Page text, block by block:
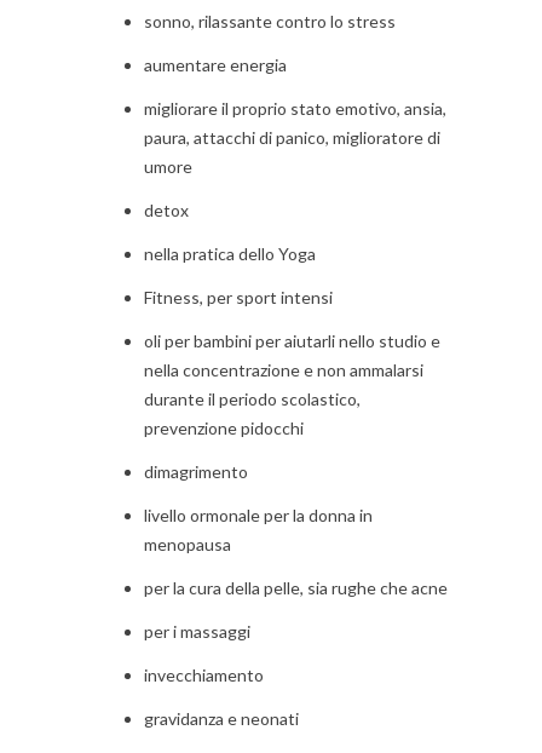
sonno, rilassante contro lo stress
aumentare energia
migliorare il proprio stato emotivo, ansia,
paura, attacchi di panico, miglioratore di
umore
detox
nella pratica dello Yoga
Fitness, per sport intensi
oli per bambini per aiutarli nello studio e
nella concentrazione e non ammalarsi
durante il periodo scolastico,
prevenzione pidocchi
dimagrimento
livello ormonale per la donna in
menopausa
per la cura della pelle, sia rughe che acne
per i massaggi
invecchiamento
gravidanza e neonati